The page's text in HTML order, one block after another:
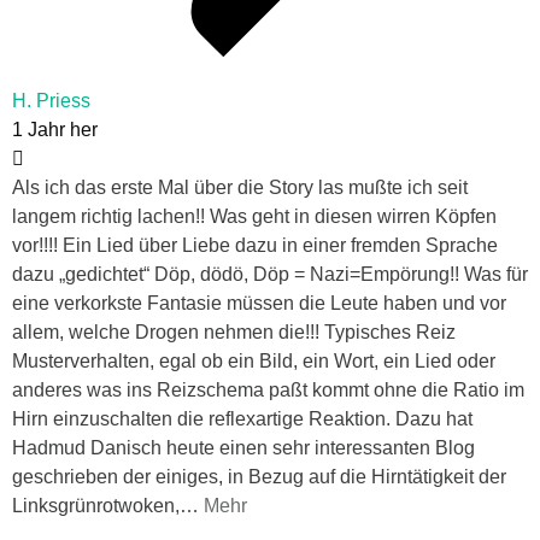
H. Priess
1 Jahr her
Als ich das erste Mal über die Story las mußte ich seit
langem richtig lachen!! Was geht in diesen wirren Köpfen
vor!!!! Ein Lied über Liebe dazu in einer fremden Sprache
dazu „gedichtet“ Döp, dödö, Döp = Nazi=Empörung!! Was für
eine verkorkste Fantasie müssen die Leute haben und vor
allem, welche Drogen nehmen die!!! Typisches Reiz
Musterverhalten, egal ob ein Bild, ein Wort, ein Lied oder
anderes was ins Reizschema paßt kommt ohne die Ratio im
Hirn einzuschalten die reflexartige Reaktion. Dazu hat
Hadmud Danisch heute einen sehr interessanten Blog
geschrieben der einiges, in Bezug auf die Hirntätigkeit der
Linksgrünrotwoken,… Mehr